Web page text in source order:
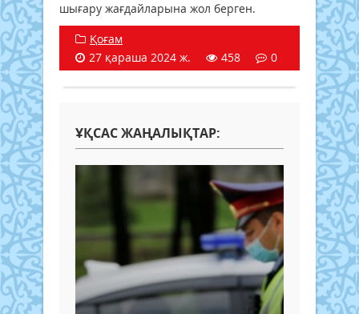
шығару жағдайларына жол берген.
Қоғам
27 қараша 2024 ж.
458 0
ҰҚСАС ЖАҢАЛЫҚТАР: